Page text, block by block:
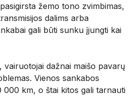
žemo tono zvimbimas,
dalims arba
gali būti sunku įjungti kai
vairuotojai dažnai maišo pavarų
Vienos sankabos
000 km, o štai kitos gali tarnauti